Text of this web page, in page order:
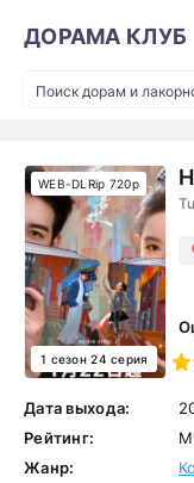
ДОРАМА КЛУБ
WEB-DLRip 720p
1 сезон 24 серия
1
2 3 4 5 6 7
Дата выхода:
Рейтинг:
Жанр: